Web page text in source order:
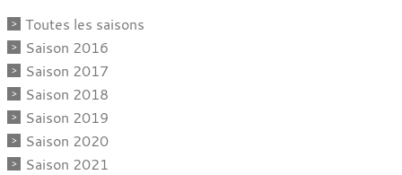
Toutes les saisons
Saison 2016
Saison 2017
Saison 2018
Saison 2019
Saison 2020
Saison 2021